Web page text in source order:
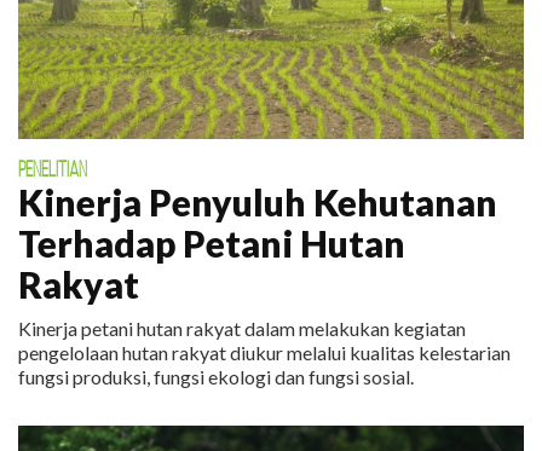
PENELITIAN
Kinerja Penyuluh Kehutanan
Terhadap Petani Hutan
Rakyat
Kinerja petani hutan rakyat dalam melakukan kegiatan
pengelolaan hutan rakyat diukur melalui kualitas kelestarian
fungsi produksi, fungsi ekologi dan fungsi sosial.